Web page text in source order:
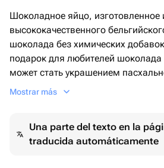
Шоколадное яйцо, изготовленное
высококачественного
шоколада без химических
подарок для любителей
может стать украшением
останется равнодушным к этому
натурального миндального
карамелью. Вы также можете
Mostrar más
Una parte del texto en la
traducida automáticamente